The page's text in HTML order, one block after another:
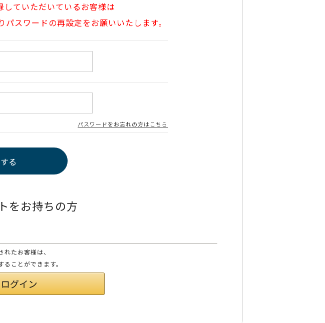
ていただいているお客様は
スワードの再設定をお願いいたします。
パスワードをお忘れの方はこちら
をお持ちの方
たお客様は、
ことができます。